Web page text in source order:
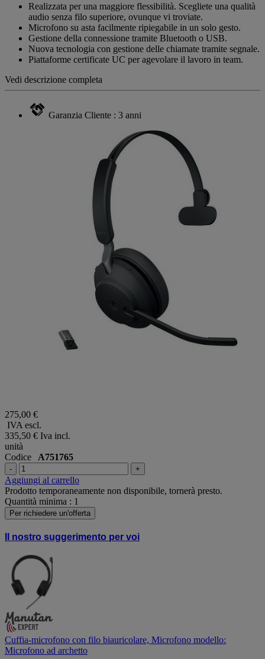
pagina.
Realizzata per una maggiore flessibilità. Scegliete una qualità
audio senza filo superiore, ovunque vi troviate.
Microfono su asta facilmente ripiegabile in un solo gesto.
Gestione della connessione tramite Bluetooth o USB.
Nuova tecnologia con gestione delle chiamate tramite segnale.
Piattaforme certificate UC per agevolare il lavoro in team.
Vedi descrizione completa
Garanzia Cliente : 3 anni
275,00 €
IVA escl.
335,50 € Iva incl.
unità
Codice A751765
- +
Aggiungi al carrello
Prodotto temporaneamente non disponibile, tornerà presto.
Quantità minima : 1
Per richiedere un'offerta
Il nostro suggerimento per voi
Cuffia-microfono con filo biauricolare, Microfono modello:
Microfono ad archetto